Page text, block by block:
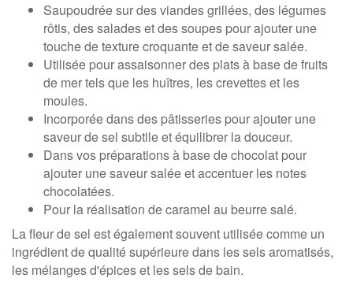
Saupoudrée sur des viandes grillées, des légumes
rôtis, des salades et des soupes pour ajouter une
touche de texture croquante et de saveur salée.
Utilisée pour assaisonner des plats à base de fruits
de mer tels que les huîtres, les crevettes et les
moules.
Incorporée dans des pâtisseries pour ajouter une
saveur de sel subtile et équilibrer la douceur.
Dans vos préparations à base de chocolat pour
ajouter une saveur salée et accentuer les notes
chocolatées.
Pour la réalisation de caramel au beurre salé.
La fleur de sel est également souvent utilisée comme un
ingrédient de qualité supérieure dans les sels aromatisés,
les mélanges d'épices et les sels de bain.